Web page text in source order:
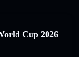
Cup 2026